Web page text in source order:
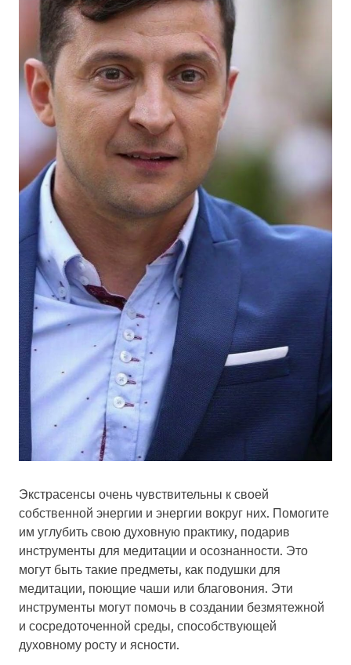
Экстрасенсы очень чувствительны к своей
собственной энергии и энергии вокруг них. Помогите
им углубить свою духовную практику, подарив
инструменты для медитации и осознанности. Это
могут быть такие предметы, как подушки для
медитации, поющие чаши или благовония. Эти
инструменты могут помочь в создании безмятежной
и сосредоточенной среды, способствующей
духовному росту и ясности.